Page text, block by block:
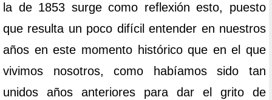
la de 1853 surge como reflexión esto, puesto
que resulta un poco difícil entender en nuestros
años en este momento histórico que en el que
vivimos nosotros, como habíamos sido tan
unidos años anteriores para dar el grito de